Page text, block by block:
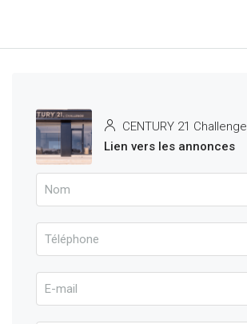
CENTURY 21 Challenge
Lien vers les annonces